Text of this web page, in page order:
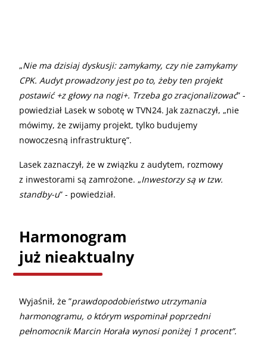
„Nie ma dzisiaj dyskusji: zamykamy, czy nie zamykamy
CPK. Audyt prowadzony jest po to, żeby ten projekt
postawić +z głowy na nogi+. Trzeba go zracjonalizować” -
powiedział Lasek w sobotę w TVN24. Jak zaznaczył, „nie
mówimy, że zwijamy projekt, tylko budujemy
nowoczesną infrastrukturę”.
Lasek zaznaczył, że w związku z audytem, rozmowy
z inwestorami są zamrożone. „Inwestorzy są w tzw.
standby-u” - powiedział.
Harmonogram
już nieaktualny
Wyjaśnił, że ”prawdopodobieństwo utrzymania
harmonogramu, o którym wspominał poprzedni
pełnomocnik Marcin Horała wynosi poniżej 1 procent”.